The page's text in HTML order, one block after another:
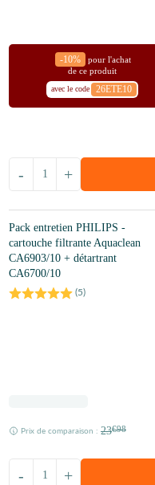
-10%
pour l'achat
de ce produit
avec le code 26ETE10
+
-
Pack entretien PHILIPS -
cartouche filtrante Aquaclean
CA6903/10 + détartrant
CA6700/10
(5)
Prix de comparaison : 23€98
+
-